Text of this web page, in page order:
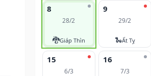
8
28/2
🐉Giáp Thìn
9
29/2
🐍Ất Tỵ
15
6/3
16
7/3